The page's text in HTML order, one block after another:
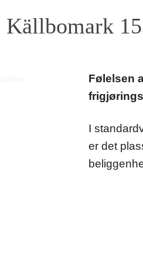
Källbomark
Følelsen
I
er det